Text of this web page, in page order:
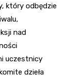
który odbędzie
nad
uczestnicy
dzieła